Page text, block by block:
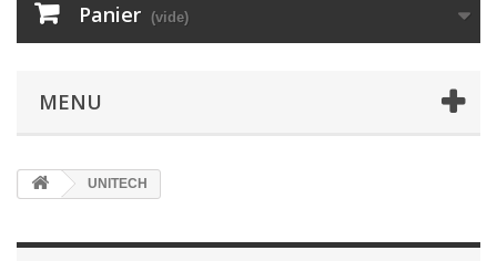
Panier (vide)
MENU
UNITECH